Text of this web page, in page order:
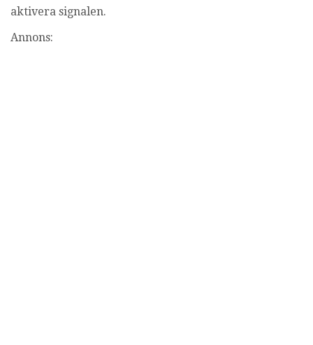
aktivera signalen.
Annons: